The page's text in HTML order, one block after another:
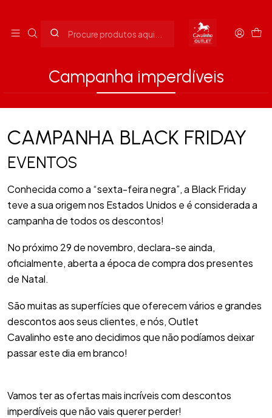
Início Campanha imperdíveis
Campanha imperdíveis
CAMPANHA BLACK FRIDAY
EVENTOS
Conhecida como a “sexta-feira negra”, a Black Friday
teve a sua origem nos Estados Unidos e é considerada a
campanha de todos os descontos!
No próximo 29 de novembro, declara-se ainda,
oficialmente, aberta a época de compra dos presentes
de Natal.
São muitas as superfícies que oferecem vários e grandes
descontos aos seus clientes, e nós, Outlet
Cavalinho este ano decidimos que não podíamos deixar
passar este dia em branco!
Vamos ter as ofertas mais incríveis com descontos
imperdíveis que não vais querer perder!